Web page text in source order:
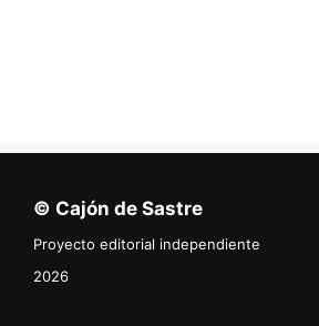
© Cajón de Sastre
Proyecto editorial independiente
2026